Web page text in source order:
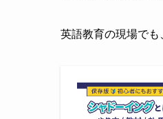
英語教育の現場でも